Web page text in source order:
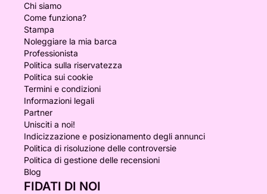
Chi siamo
Come funziona?
Stampa
Noleggiare la mia barca
Professionista
Politica sulla riservatezza
Politica sui cookie
Termini e condizioni
Informazioni legali
Partner
Unisciti a noi!
Indicizzazione e posizionamento degli annunci
Politica di risoluzione delle controversie
Politica di gestione delle recensioni
Blog
FIDATI DI NOI